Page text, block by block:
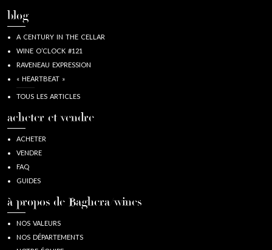
blog
A CENTURY IN THE CELLAR
WINE O’CLOCK #121
RAVENEAU EXPRESSION
« HEARTBEAT »
TOUS LES ARTICLES
acheter et vendre
ACHETER
VENDRE
FAQ
GUIDES
à propos de Baghera/wines
NOS VALEURS
NOS DÉPARTEMENTS